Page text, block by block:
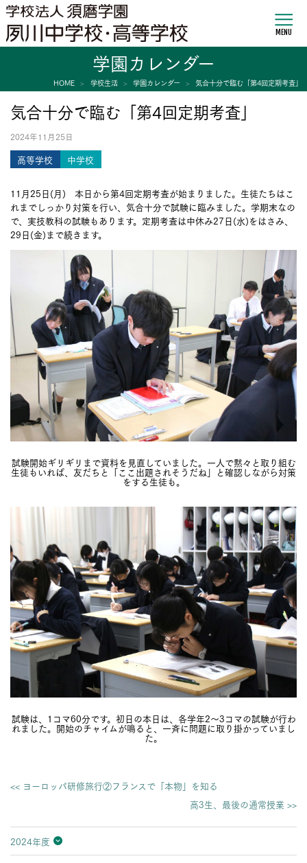
MENU
学園カレンダー
HOME 学校生活 学園カレンダー 気合十分で臨む「第4回定期考査」
気合十分で臨む「第4回定期考査」
2024年11月25日
高等学校 中学校
11月25日(月) 本日から第4回定期考査が始まりました。生徒たちはこ
れまでしっかり対策を行い、気合十分で試験に臨みました。学期末なの
で、実技教科の試験もあります。定期考査は中休み27日(水)をはさみ、
29日(金)まで続きます。
試験開始ギリギリまで資料を見直していました。一人で黙々と取り組む
生徒もいれば、友だちと「ここ出題されそうだね」と確認しながら対策
をする生徒も。
試験は、1コマ60分です。初日の本日は、各学年2～3コマの試験が行わ
れました。開始のチャイムが鳴ると、一斉に問題に取り掛かっていまし
た。
<< ヨーロッパ研修旅行②フランスで「本物」を知る
高3生、最後の通常授業 >>
2024年度
2026年度
2025年度
2024年度
2023年度
2022年度
2021年度
2020年度
2019年度
2018年度
2017年度
2016年度
2015年度
2014年度
2013年度